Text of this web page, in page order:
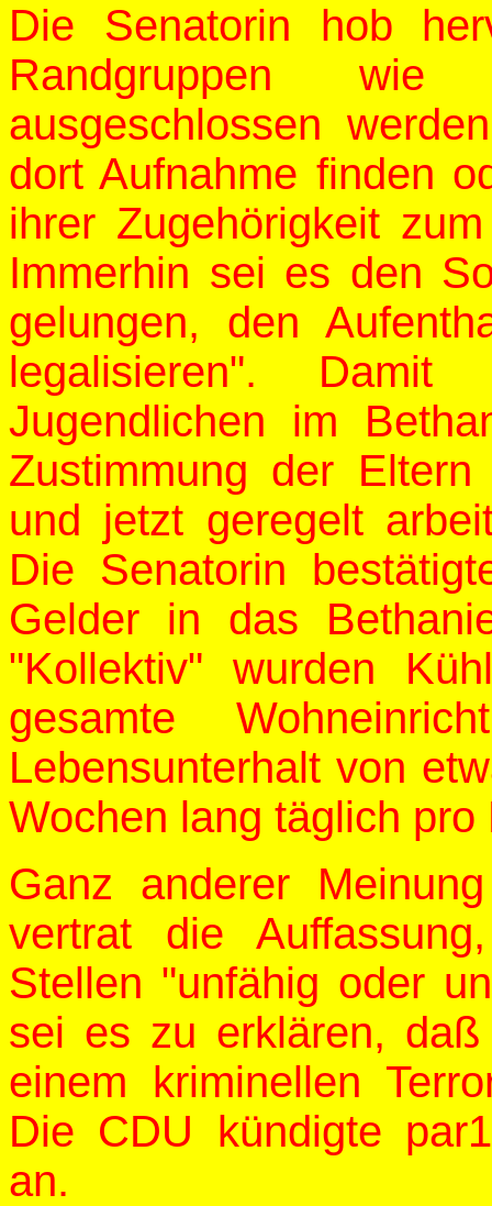
Die Senatorin hob
Randgruppen
ausgeschlossen
dort Aufnahme finden
ihrer Zugehörigkeit
Immerhin sei es den
gelungen, den
legalisieren".
Jugendlichen im
Zustimmung der
und jetzt geregelt
Die Senatorin
Gelder in das
"Kollektiv" wurden
gesamte
Lebensunterhalt von
Wochen lang täglich
Ganz anderer
vertrat die
Stellen "unfähig oder
sei es zu erklären,
einem kriminellen
Die CDU kündigte
an.